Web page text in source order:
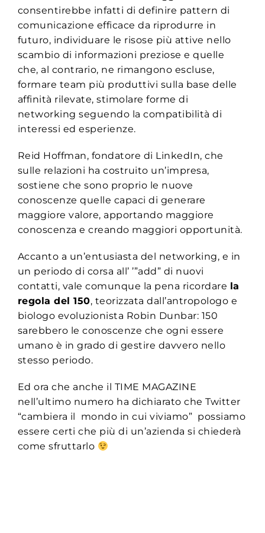
consentirebbe infatti di definire pattern di
comunicazione efficace da riprodurre in
futuro, individuare le risose più attive nello
scambio di informazioni preziose e quelle
che, al contrario, ne rimangono escluse,
formare team più produttivi sulla base delle
affinità rilevate, stimolare forme di
networking seguendo la compatibilità di
interessi ed esperienze.
Reid Hoffman, fondatore di LinkedIn, che
sulle relazioni ha costruito un’impresa,
sostiene che sono proprio le nuove
conoscenze quelle capaci di generare
maggiore valore, apportando maggiore
conoscenza e creando maggiori opportunità.
Accanto a un’entusiasta del networking, e in
un periodo di corsa all’ ’”add” di nuovi
contatti, vale comunque la pena ricordare la
regola del 150, teorizzata dall’antropologo e
biologo evoluzionista Robin Dunbar: 150
sarebbero le conoscenze che ogni essere
umano è in grado di gestire davvero nello
stesso periodo.
Ed ora che anche il TIME MAGAZINE
nell’ultimo numero ha dichiarato che Twitter
“cambiera il mondo in cui viviamo” possiamo
essere certi che più di un’azienda si chiederà
come sfruttarlo